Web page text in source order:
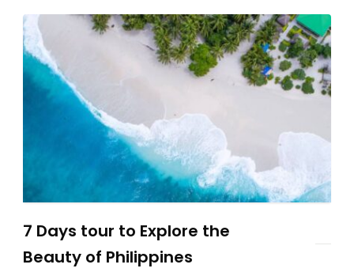
7 Days tour to Explore the
Beauty of Philippines